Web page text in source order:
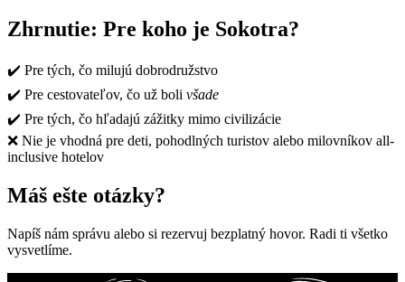
Zhrnutie: Pre koho je Sokotra?
✔️ Pre tých, čo milujú dobrodružstvo
✔️ Pre cestovateľov, čo už boli všade
✔️ Pre tých, čo hľadajú zážitky mimo civilizácie
❌ Nie je vhodná pre deti, pohodlných turistov alebo milovníkov all-
inclusive hotelov
Máš ešte otázky?
Napíš nám správu alebo si rezervuj bezplatný hovor. Radi ti všetko
vysvetlíme.